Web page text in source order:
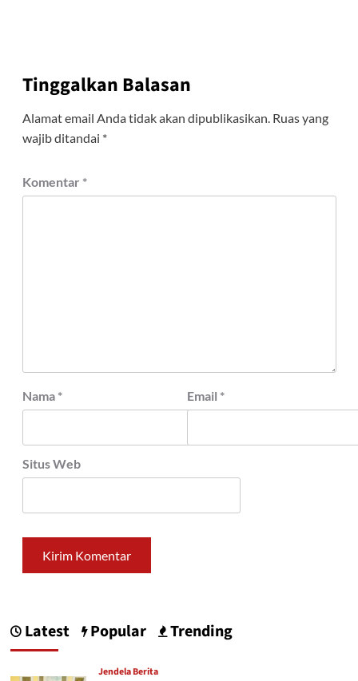
Tinggalkan Balasan
Alamat email Anda tidak akan dipublikasikan. Ruas yang
wajib ditandai *
Komentar *
Nama * Email *
Situs Web
Latest Popular Trending
Jendela Berita